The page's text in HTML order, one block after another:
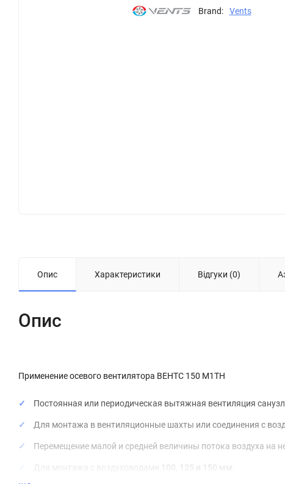
Brand: Vents
Опис Характеристики Відгуки (0)
Опис
Применение осевого вентилятора ВЕНТС 150 М1ТН
Постоянная или периодическая вытяжная вентиляция
Для монтажа в вентиляционные шахты или соединения с
Перемещение малой и средней величины потока воздуха на
Для монтажа с воздуховодами 100, 125 и 150 мм.